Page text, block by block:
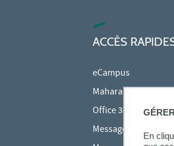
En
ACCÈS
eCampus
Mahara
Office 365
Messagerie des